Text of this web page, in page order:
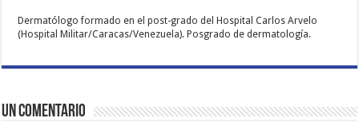
Dermatólogo formado en el post-grado del Hospital Carlos Arvelo
(Hospital Militar/Caracas/Venezuela). Posgrado de dermatología.
Un comentario